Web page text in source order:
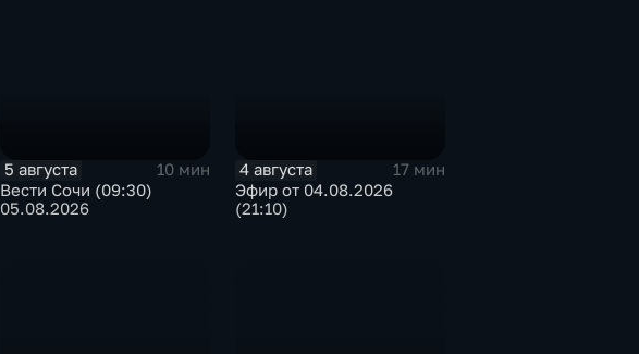
5 августа
10 мин
Вести Сочи (09:30)
05.08.2026
4 августа
17 мин
Эфир от 04.08.2026
(21:10)